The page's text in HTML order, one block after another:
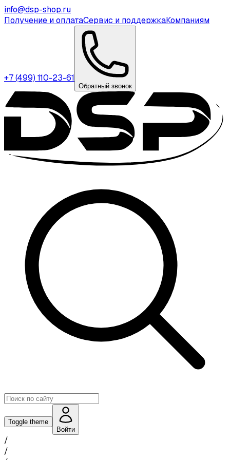
info@dsp-shop.ru
Получение и оплатаСервис и поддержкаКомпаниям
+7 (499) 110-23-61
Обратный звонок
Toggle theme
Войти
/
/